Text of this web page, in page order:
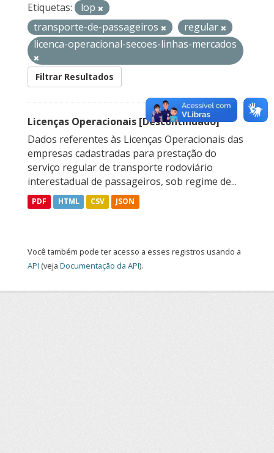
Etiquetas:
lop
transporte-de-passageiros
regular
licenca-operacional-secoes-linhas-mercados
Filtrar Resultados
Licenças Operacionais [Descontinuado]
Dados referentes às Licenças Operacionais das
empresas cadastradas para prestação do
serviço regular de transporte rodoviário
interestadual de passageiros, sob regime de...
PDF HTML CSV JSON
Você também pode ter acesso a esses registros usando a
API (veja Documentação da API).